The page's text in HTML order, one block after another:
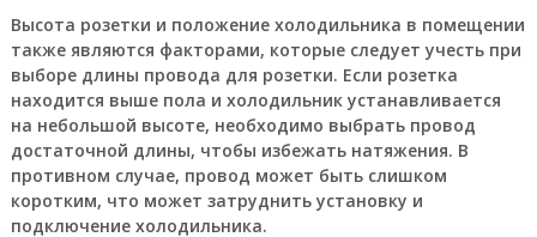
Высота розетки и положение холодильника в помещении
также являются факторами, которые следует учесть при
выборе длины провода для розетки. Если розетка
находится выше пола и холодильник устанавливается
на небольшой высоте, необходимо выбрать провод
достаточной длины, чтобы избежать натяжения. В
противном случае, провод может быть слишком
коротким, что может затруднить установку и
подключение холодильника.